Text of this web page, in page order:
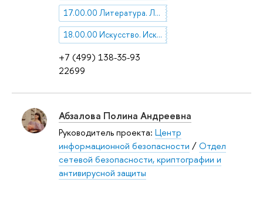
+7 (499) 138-35-93
22699
17.00.00 Литература. Литературоведение. Устное народное творчество
18.00.00 Искусство. Искусствоведение
Абзалова Полина Андреевна
Руководитель проекта: Центр
информационной безопасности /Отдел
сетевой безопасности, криптографии и
антивирусной защиты